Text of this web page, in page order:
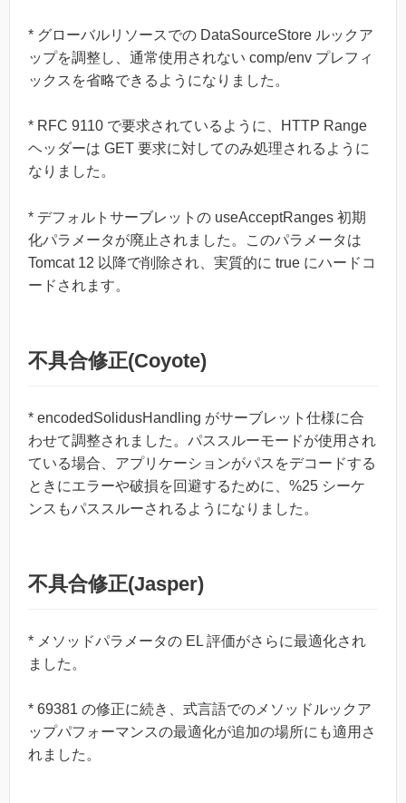
* グローバルリソースでの DataSourceStore ルックア
ップを調整し、通常使用されない comp/env プレフィ
ックスを省略できるようになりました。
* RFC 9110 で要求されているように、HTTP Range
ヘッダーは GET 要求に対してのみ処理されるように
なりました。
* デフォルトサーブレットの useAcceptRanges 初期
化パラメータが廃止されました。このパラメータは
Tomcat 12 以降で削除され、実質的に true にハードコ
ードされます。
不具合修正(Coyote)
* encodedSolidusHandling がサーブレット仕様に合
わせて調整されました。パススルーモードが使用され
ている場合、アプリケーションがパスをデコードする
ときにエラーや破損を回避するために、%25 シーケ
ンスもパススルーされるようになりました。
不具合修正(Jasper)
* メソッドパラメータの EL 評価がさらに最適化され
ました。
* 69381 の修正に続き、式言語でのメソッドルックア
ップパフォーマンスの最適化が追加の場所にも適用さ
れました。